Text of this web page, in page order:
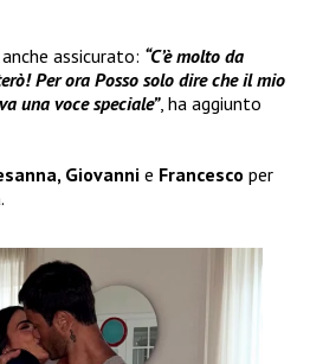
assicurato: “C’è molto da
Per ora Posso solo dire che il mio
una voce speciale”, ha aggiunto
Giovannie Francesco per